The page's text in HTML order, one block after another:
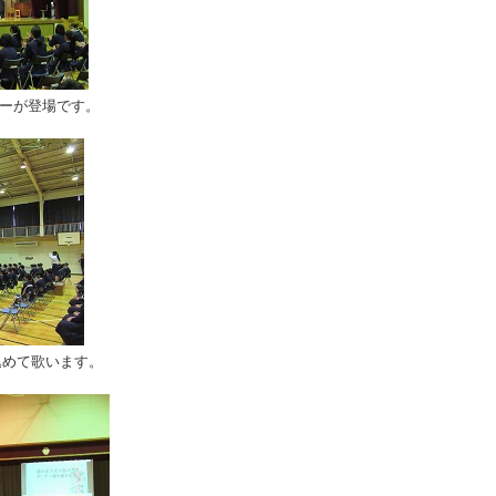
が登場です。
て歌います。